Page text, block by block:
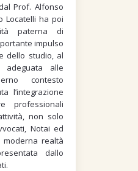
Prof. Alfonso
Locatelli ha poi
paterna di
impulso
dello studio, al
alle
contesto
l’integrazione
professionali
non solo
Notai ed
realtà
dallo